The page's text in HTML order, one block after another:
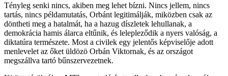
Tényleg senki nincs, akiben meg lehet bízni. Nincs jellem, nincs
tartás, nincs példamutatás, Orbánt legitimálják, miközben csak az
döntheti meg a hatalmát, ha a hazug díszletek lehullanak, a
demokrácia hamis álarca eltűnik, és lelepleződik a nyers valóság, a
diktatúra természete. Most a civilek egy jelentős képviselője adott
menlevelet az őket üldözö Orbán Viktornak, és az országot
megszállva tartó bűnszervezetnek.